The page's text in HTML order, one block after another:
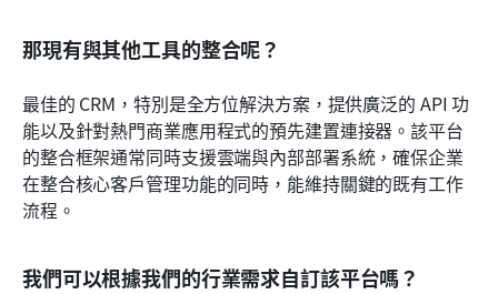
那現有與其他工具的整合呢？
最佳的 CRM，特別是全方位解決方案，提供廣泛的 API 功
能以及針對熱門商業應用程式的預先建置連接器。該平台
的整合框架通常同時支援雲端與內部部署系統，確保企業
在整合核心客戶管理功能的同時，能維持關鍵的既有工作
流程。
我們可以根據我們的行業需求自訂該平台嗎？